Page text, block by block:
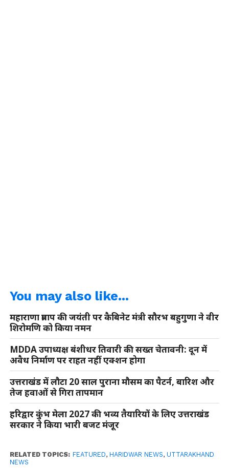
You may also like...
महाराणा प्रताप की जयंती पर कैबिनेट मंत्री सौरभ बहुगुणा ने वीर
शिरोमणि को किया नमन
MDDA उपाध्यक्ष बंशीधर तिवारी की सख्त चेतावनी: दून में
अवैध निर्माण पर राहत नहीं एक्शन होगा
उत्तराखंड में लौटा 20 साल पुराना मौसम का पैटर्न, बारिश और
तेज हवाओं से गिरा तापमान
हरिद्वार कुंभ मेला 2027 की भव्य तैयारियों के लिए उत्तराखंड
सरकार ने किया भारी बजट मंजूर
RELATED TOPICS: FEATURED, HARIDWAR NEWS, UTTARAKHAND
NEWS